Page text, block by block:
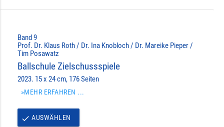
Band 9
Prof. Dr. Klaus Roth / Dr. Ina Knobloch / Dr. Mareike Pieper /
Tim Posawatz
Ballschule Zielschussspiele
2023. 15 x 24 cm, 176 Seiten
»MEHR ERFAHREN ...
done AUSWÄHLEN